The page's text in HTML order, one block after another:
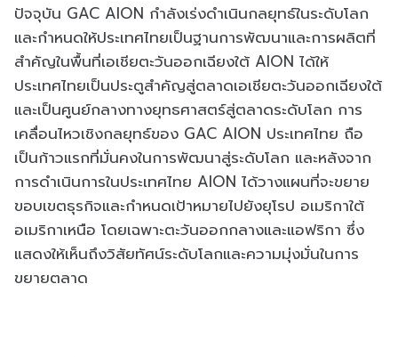
ปัจจุบัน GAC AION กำลังเร่งดำเนินกลยุทธ์ในระดับโลก
และกำหนดให้ประเทศไทยเป็นฐานการพัฒนาและการผลิตที่
สำคัญในพื้นที่เอเชียตะวันออกเฉียงใต้ AION ได้ให้
ประเทศไทยเป็นประตูสำคัญสู่ตลาดเอเชียตะวันออกเฉียงใต้
และเป็นศูนย์กลางทางยุทธศาสตร์สู่ตลาดระดับโลก การ
เคลื่อนไหวเชิงกลยุทธ์ของ GAC AION ประเทศไทย ถือ
เป็นก้าวแรกที่มั่นคงในการพัฒนาสู่ระดับโลก และหลังจาก
การดำเนินการในประเทศไทย AION ได้วางแผนที่จะขยาย
ขอบเขตธุรกิจและกำหนดเป้าหมายไปยังยุโรป อเมริกาใต้
อเมริกาเหนือ โดยเฉพาะตะวันออกกลางและแอฟริกา ซึ่ง
แสดงให้เห็นถึงวิสัยทัศน์ระดับโลกและความมุ่งมั่นในการ
ขยายตลาด